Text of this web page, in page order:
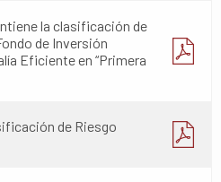
la clasificación de
de Inversión
Eficiente en “Primera
de Riesgo